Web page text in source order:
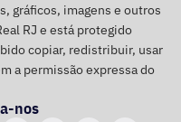
cresceu R$
o valor mantido em
840 mil, aumento de
gráficos, imagens e outros
RJ e está protegido
copiar, redistribuir, usar
a permissão expressa do
nos